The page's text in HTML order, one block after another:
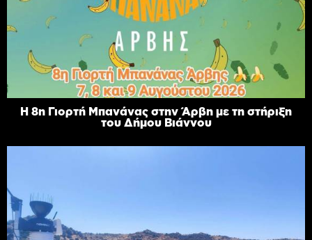
Η 8η Γιορτή Μπανάνας στην Άρβη με τη στήριξη
του Δήμου Βιάννου